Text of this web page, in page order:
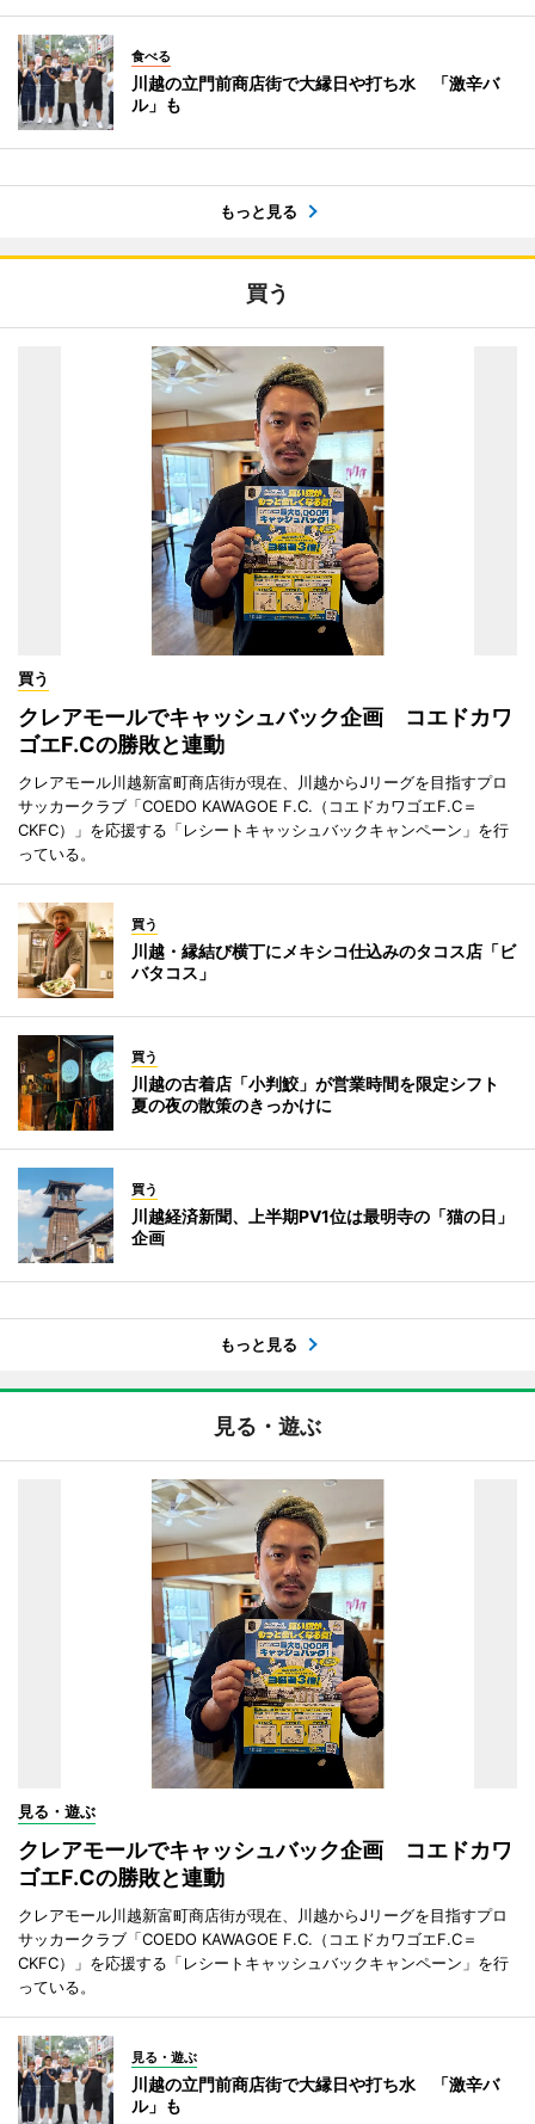
食べる
川越の立門前商店街で大縁日や打ち水 「激辛バ
ル」も
もっと見る
買う
買う
クレアモールでキャッシュバック企画 コエドカワ
ゴエF.Cの勝敗と連動
クレアモール川越新富町商店街が現在、川越からJリーグを目指すプロ
サッカークラブ「COEDO KAWAGOE F.C.（コエドカワゴエF.C＝
CKFC）」を応援する「レシートキャッシュバックキャンペーン」を行
っている。
買う
川越・縁結び横丁にメキシコ仕込みのタコス店「ビ
バタコス」
買う
川越の古着店「小判鮫」が営業時間を限定シフト
夏の夜の散策のきっかけに
買う
川越経済新聞、上半期PV1位は最明寺の「猫の日」
企画
もっと見る
見る・遊ぶ
見る・遊ぶ
クレアモールでキャッシュバック企画 コエドカワ
ゴエF.Cの勝敗と連動
クレアモール川越新富町商店街が現在、川越からJリーグを目指すプロ
サッカークラブ「COEDO KAWAGOE F.C.（コエドカワゴエF.C＝
CKFC）」を応援する「レシートキャッシュバックキャンペーン」を行
っている。
見る・遊ぶ
川越の立門前商店街で大縁日や打ち水 「激辛バ
ル」も